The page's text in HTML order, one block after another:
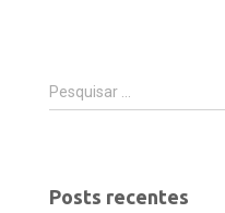
P
e
i
Pesquisar …
Posts recentes